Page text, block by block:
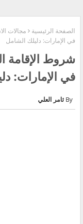
الصفحة الرئيسية مجالات
في الإمارات: دليلك الشامل
شروط الإقامة
في الإمارات:
ثامر العلي